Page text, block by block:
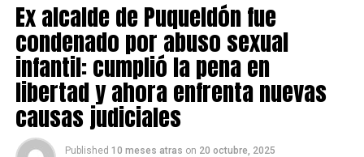
Ex alcalde de Puqueldón fue
condenado por abuso sexual
infantil: cumplió la pena en
libertad y ahora enfrenta nuevas
causas judiciales
Published 10 meses atras on 20 octubre, 2025